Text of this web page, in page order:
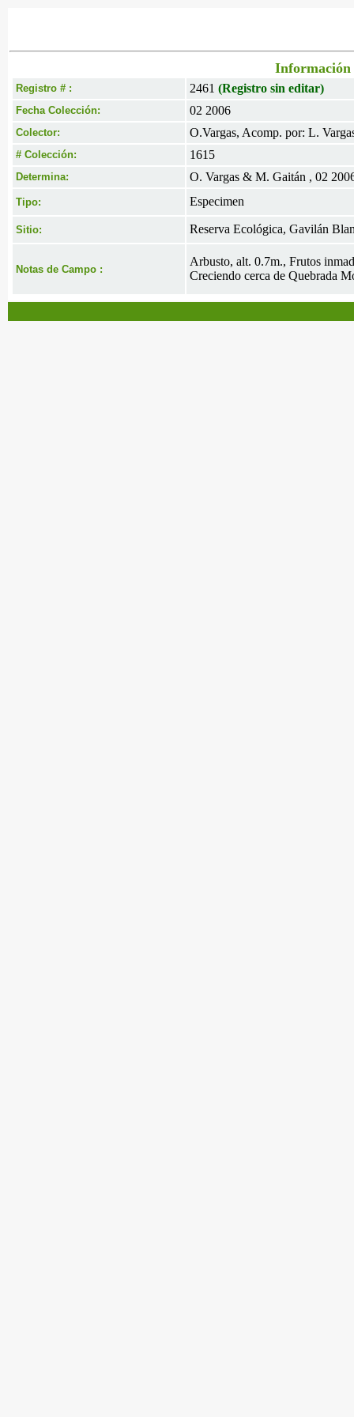
Información
Registro # : 2461 (Registro sin editar)
Fecha Colección: 02 2006
Colector: O.Vargas, Acomp. por: L.
# Colección: 1615
Determina: O. Vargas & M. Gaitán , 02
Tipo: Especimen
Sitio: Reserva Ecológica, Gavilán
Notas de Campo :
Arbusto, alt. 0.7m., Frutos
Creciendo cerca de Quebrada